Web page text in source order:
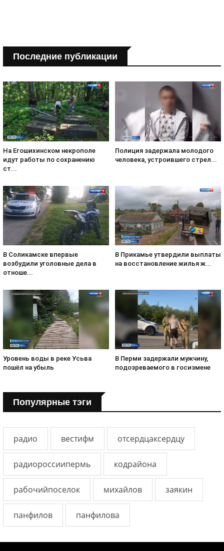
Последние публикации
На Егошихинском некрополе
идут работы по сохранению
ст...
Полиция задержала молодого
человека, устроившего стрел...
В Соликамске впервые
возбудили уголовные дела в
отноше...
В Прикамье утвердили выплаты
на восстановление жилья ж...
Уровень воды в реке Усьва
пошёл на убыль
В Перми задержали мужчину,
подозреваемого в госизмене
Популярные тэги
радио вестифм отсердцаксердцу
радиороссиипермь кодрайона
рабочийпоселок михайлов заякин
панфилов панфилова